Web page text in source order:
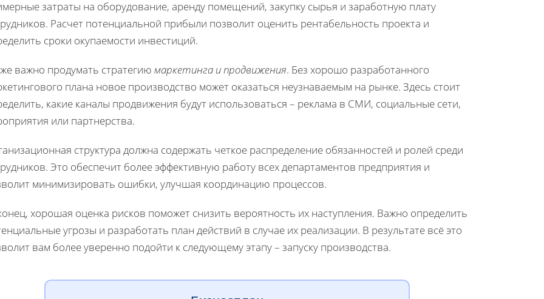
затраты на оборудование, аренду помещений, закупку сырья и заработную плату
Расчет потенциальной прибыли позволит оценить рентабельность проекта и
сроки окупаемости инвестиций.
важно продумать стратегию маркетинга и продвижения. Без хорошо разработанного
плана новое производство может оказаться неузнаваемым на рынке. Здесь стоит
какие каналы продвижения будут использоваться – реклама в СМИ, социальные сети,
или партнерства.
структура должна содержать четкое распределение обязанностей и ролей среди
Это обеспечит более эффективную работу всех департаментов предприятия и
минимизировать ошибки, улучшая координацию процессов.
хорошая оценка рисков поможет снизить вероятность их наступления. Важно определить
угрозы и разработать план действий в случае их реализации. В результате всё это
вам более уверенно подойти к следующему этапу – запуску производства.